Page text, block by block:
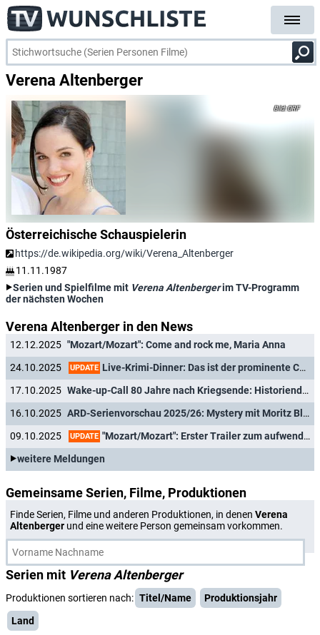
Verena Altenberger
ORF
Österreichische Schauspielerin
https://de.wikipedia.org/wiki/Verena_Altenberger
11.11.1987
Serien und Spielfilme mit Verena Altenbergerim TV-Programm
der nächsten Wochen
Verena Altenberger in den News
12.12.2025 "Mozart/Mozart": Come and rock me, Maria Anna
24.10.2025
UPDATE Live-Krimi-Dinner: Das ist der prominente Cast für das Impro-Event "Tödliches Spiel"
17.10.2025
Wake-up-Call 80 Jahre nach Kriegsende: Historiendrama "Sturm kommt auf" startet
16.10.2025
ARD-Serienvorschau 2025/26: Mystery mit Moritz Bleibtreu, Öl-Western mit "Maxton Hall"-Star und Havana Joy ("Love Sucks") als M
09.10.2025
UPDATE "Mozart/Mozart": Erster Trailer zum aufwendigen ARD-Historiendrama über Mozarts Schwester
weitere Meldungen
Gemeinsame Serien, Filme, Produktionen
Finde Serien, Filme und anderen Produktionen, in denen Verena
Altenberger und eine weitere Person gemeinsam vorkommen.
Serien mit Verena Altenberger
Produktionen sortieren nach: Titel/Name
Produktionsjahr
Land